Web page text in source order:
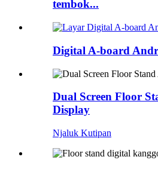
tembok...
Digital A-board
Dual Screen Floor
Display
Njaluk Kutipan